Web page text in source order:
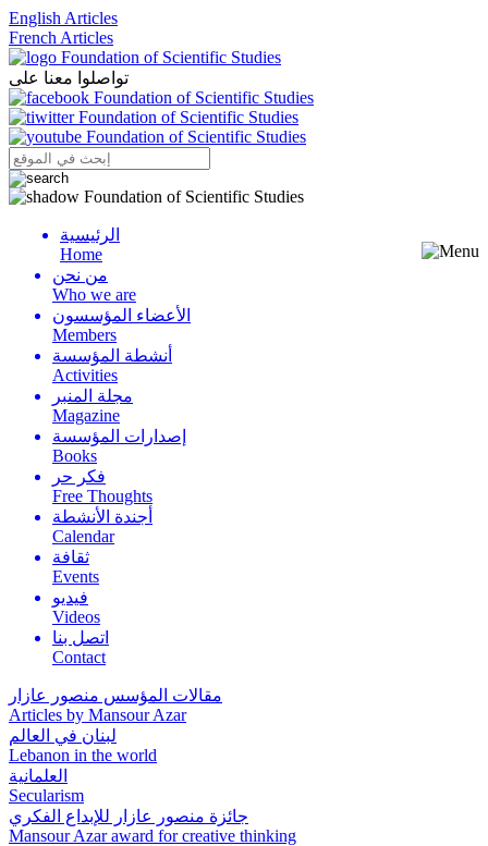
English Articles
French Articles
تواصلوا معنا على
Menu
الرئيسية
Home
من نحن
Who we are
الأعضاء المؤسسون
Members
أنشطة المؤسسة
Activities
مجلة المنبر
Magazine
إصدارات المؤسسة
Books
فكر حر
Free Thoughts
أجندة الأنشطة
Calendar
ثقافة
Events
فيديو
Videos
اتصل بنا
Contact
مقالات المؤسس منصور عازار
Articles by Mansour Azar
لبنان في العالم
Lebanon in the world
العلمانية
Secularism
جائزة منصور عازار للإبداع الفكري
Mansour Azar award for creative thinking